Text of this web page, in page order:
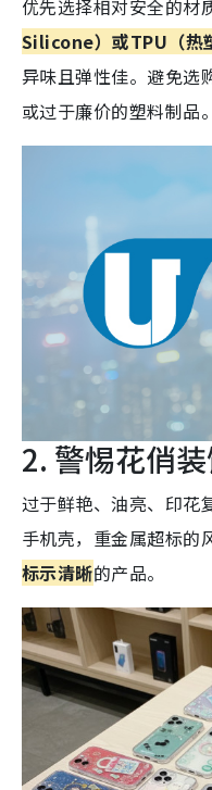
优先选择相对安全的材
Silicone）或TPU（热
异味且弹性佳。避免选
或过于廉价的塑料制品。
2. 警惕花俏
过于鲜艳、油亮、印花
手机壳，重金属超标的
标示清晰的产品。